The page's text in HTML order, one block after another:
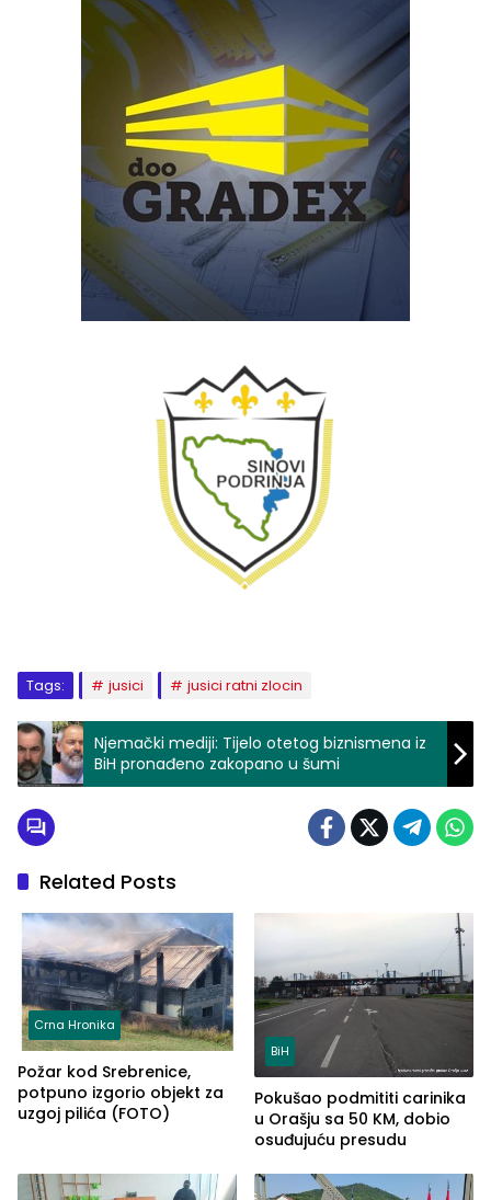
Tags: jusici jusici ratni zlocin
Njemački mediji: Tijelo otetog biznismena iz
BiH pronađeno zakopano u šumi
Related Posts
Crna Hronika
Požar kod Srebrenice,
potpuno izgorio objekt za
uzgoj pilića (FOTO)
BiH
Pokušao podmititi carinika
u Orašju sa 50 KM, dobio
osuđujuću presudu